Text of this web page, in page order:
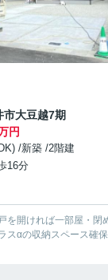
市大豆越7期
円
/新築 /2階建
16分
を開ければ一部屋・閉
スαの収納スペース確